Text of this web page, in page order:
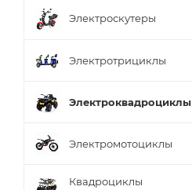
Электроскутеры
Электротрициклы
Электроквадроциклы
Электромотоциклы
Квадроциклы